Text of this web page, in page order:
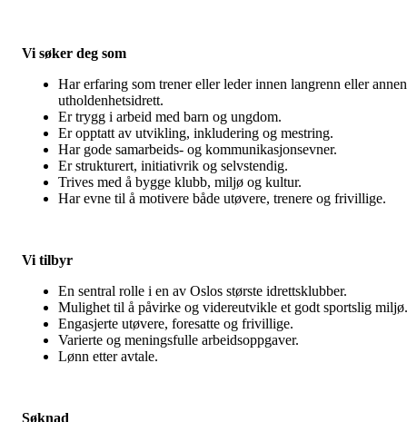
Vi søker deg som
Har erfaring som trener eller leder innen langrenn eller annen
utholdenhetsidrett.
Er trygg i arbeid med barn og ungdom.
Er opptatt av utvikling, inkludering og mestring.
Har gode samarbeids- og kommunikasjonsevner.
Er strukturert, initiativrik og selvstendig.
Trives med å bygge klubb, miljø og kultur.
Har evne til å motivere både utøvere, trenere og frivillige.
Vi tilbyr
En sentral rolle i en av Oslos største idrettsklubber.
Mulighet til å påvirke og videreutvikle et godt sportslig miljø.
Engasjerte utøvere, foresatte og frivillige.
Varierte og meningsfulle arbeidsoppgaver.
Lønn etter avtale.
Søknad